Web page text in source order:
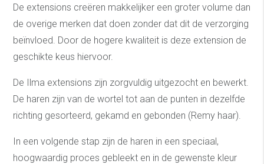
De extensions creëren makkelijker een groter volume dan
de overige merken dat doen zonder dat dit de verzorging
beïnvloed. Door de hogere kwaliteit is deze extension de
geschikte keus hiervoor.
De Ilma extensions zijn zorgvuldig uitgezocht en bewerkt.
De haren zijn van de wortel tot aan de punten in dezelfde
richting gesorteerd, gekamd en gebonden (Remy haar).
In een volgende stap zijn de haren in een speciaal,
hoogwaardig proces gebleekt en in de gewenste kleur